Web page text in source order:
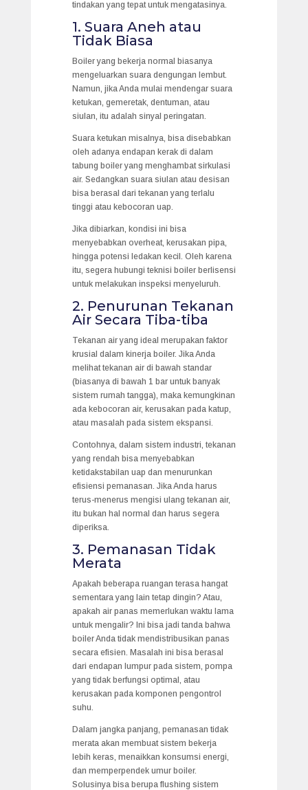
tindakan yang tepat untuk mengatasinya.
1. Suara Aneh atau
Tidak Biasa
Boiler yang bekerja normal biasanya
mengeluarkan suara dengungan lembut.
Namun, jika Anda mulai mendengar suara
ketukan, gemeretak, dentuman, atau
siulan, itu adalah sinyal peringatan.
Suara ketukan misalnya, bisa disebabkan
oleh adanya endapan kerak di dalam
tabung boiler yang menghambat sirkulasi
air. Sedangkan suara siulan atau desisan
bisa berasal dari tekanan yang terlalu
tinggi atau kebocoran uap.
Jika dibiarkan, kondisi ini bisa
menyebabkan overheat, kerusakan pipa,
hingga potensi ledakan kecil. Oleh karena
itu, segera hubungi teknisi boiler berlisensi
untuk melakukan inspeksi menyeluruh.
2. Penurunan Tekanan
Air Secara Tiba-tiba
Tekanan air yang ideal merupakan faktor
krusial dalam kinerja boiler. Jika Anda
melihat tekanan air di bawah standar
(biasanya di bawah 1 bar untuk banyak
sistem rumah tangga), maka kemungkinan
ada kebocoran air, kerusakan pada katup,
atau masalah pada sistem ekspansi.
Contohnya, dalam sistem industri, tekanan
yang rendah bisa menyebabkan
ketidakstabilan uap dan menurunkan
efisiensi pemanasan. Jika Anda harus
terus-menerus mengisi ulang tekanan air,
itu bukan hal normal dan harus segera
diperiksa.
3. Pemanasan Tidak
Merata
Apakah beberapa ruangan terasa hangat
sementara yang lain tetap dingin? Atau,
apakah air panas memerlukan waktu lama
untuk mengalir? Ini bisa jadi tanda bahwa
boiler Anda tidak mendistribusikan panas
secara efisien. Masalah ini bisa berasal
dari endapan lumpur pada sistem, pompa
yang tidak berfungsi optimal, atau
kerusakan pada komponen pengontrol
suhu.
Dalam jangka panjang, pemanasan tidak
merata akan membuat sistem bekerja
lebih keras, menaikkan konsumsi energi,
dan memperpendek umur boiler.
Solusinya bisa berupa flushing sistem